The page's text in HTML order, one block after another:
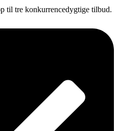
til tre konkurrencedygtige tilbud.